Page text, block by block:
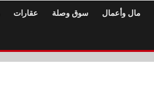
مال وأعمال سوق وصلة عقارات